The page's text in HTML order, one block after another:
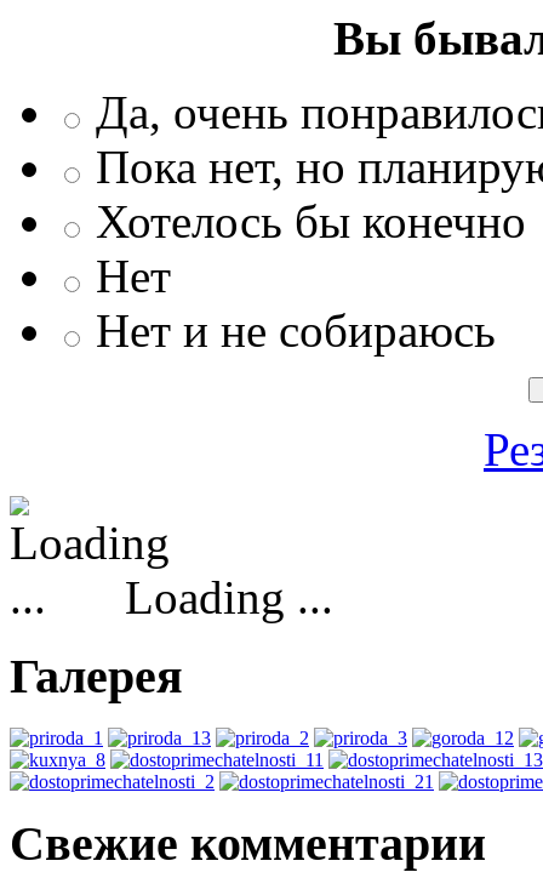
Вы
Да, очень
Пока нет, но
Хотелось бы конечно
Нет
Нет и не собираюсь
Loading ...
Галерея
Свежие комментарии